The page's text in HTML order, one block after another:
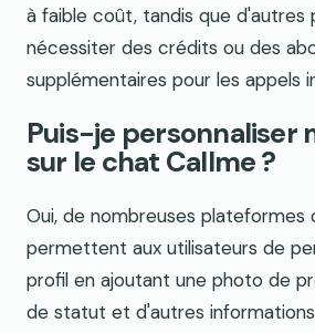
à faible coût, tandis que d'autres
nécessiter des crédits ou des
supplémentaires pour les appels
Puis-je personnaliser
sur le chat Callme ?
Oui, de nombreuses plateformes
permettent aux utilisateurs de
profil en ajoutant une photo de
de statut et d'autres informations